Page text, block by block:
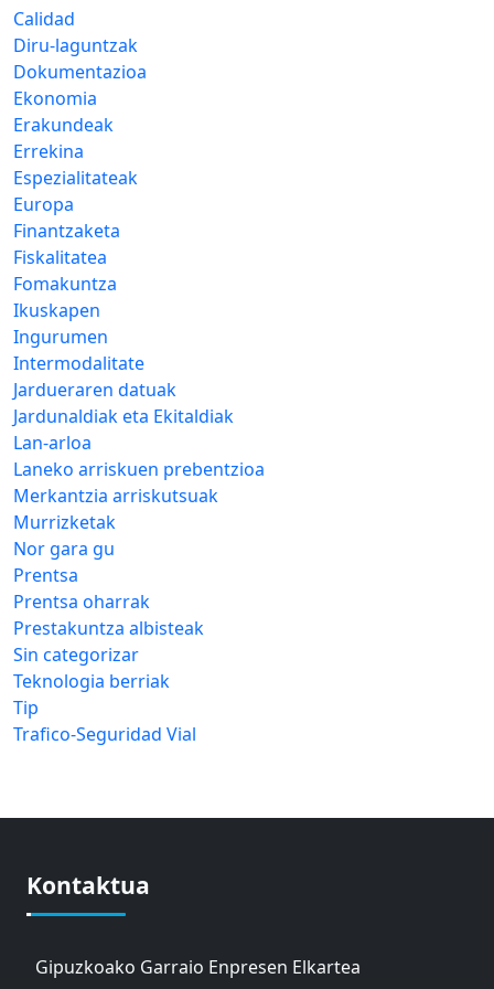
Calidad
Diru-laguntzak
Dokumentazioa
Ekonomia
Erakundeak
Errekina
Espezialitateak
Europa
Finantzaketa
Fiskalitatea
Fomakuntza
Ikuskapen
Ingurumen
Intermodalitate
Jardueraren datuak
Jardunaldiak eta Ekitaldiak
Lan-arloa
Laneko arriskuen prebentzioa
Merkantzia arriskutsuak
Murrizketak
Nor gara gu
Prentsa
Prentsa oharrak
Prestakuntza albisteak
Sin categorizar
Teknologia berriak
Tip
Trafico-Seguridad Vial
Kontaktua
Gipuzkoako Garraio Enpresen Elkartea